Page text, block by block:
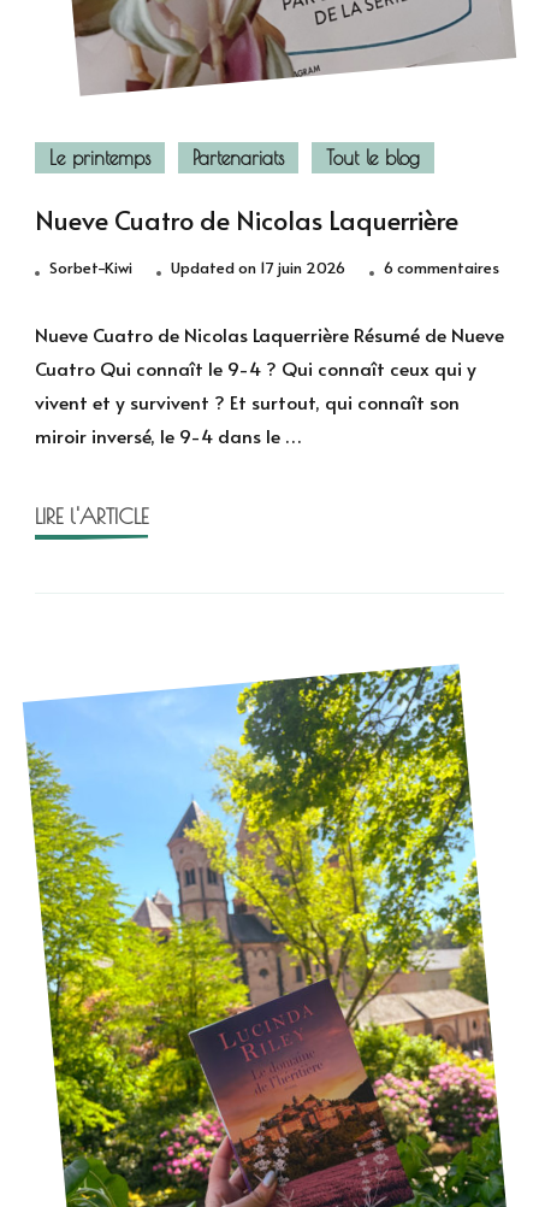
Le printemps Partenariats Tout le blog
Nueve Cuatro de Nicolas Laquerrière
Sorbet-Kiwi Updated on 17 juin 2026 6 commentairessur
Nueve Cuatro de Nicolas Laquerrière Résumé de Nueve
Cuatro Qui connaît le 9-4 ? Qui connaît ceux qui y
vivent et y survivent ? Et surtout, qui connaît son
miroir inversé, le 9-4 dans le …
LIRE l'ARTICLE